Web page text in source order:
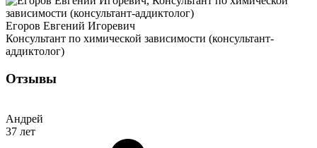
Егоров Евгений Игоревич
Консультант по химической зависимости (консультант-
аддиктолог)
Отзывы
Андрей
37 лет